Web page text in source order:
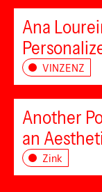
Ana
VINZENZ
Another
an
Zink